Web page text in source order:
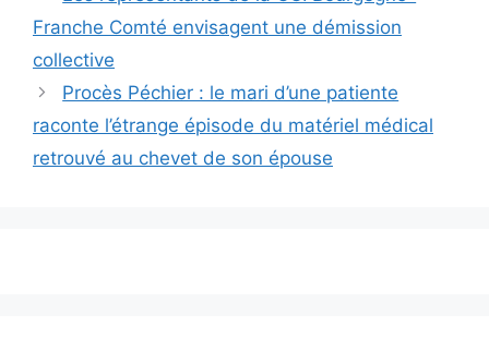
Franche Comté envisagent une démission
collective
Procès Péchier : le mari d’une patiente
raconte l’étrange épisode du matériel médical
retrouvé au chevet de son épouse